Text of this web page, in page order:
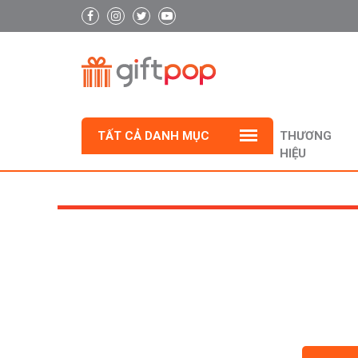
TẤT CẢ DANH MỤC
THƯƠNG
HIỆU